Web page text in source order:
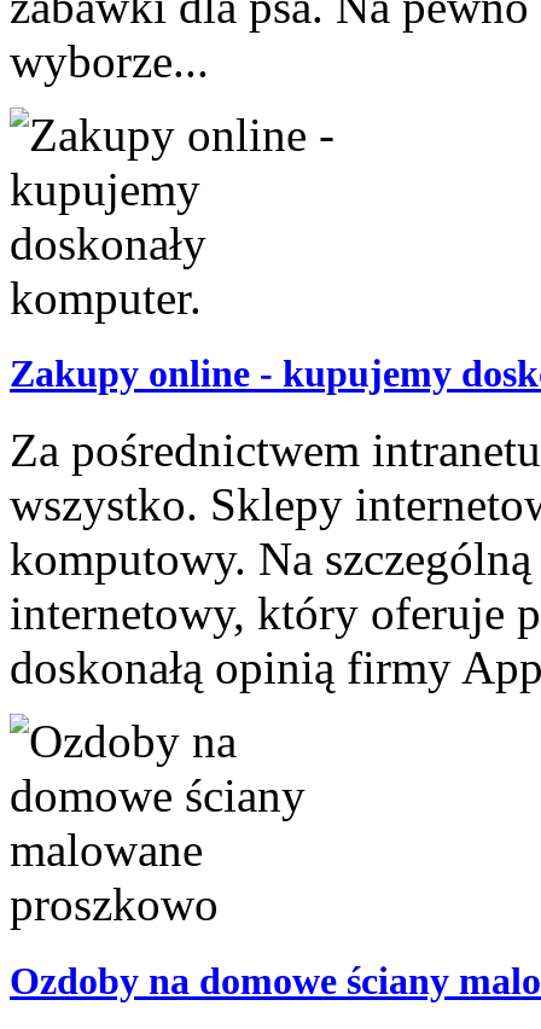
wyborze...
Zakupy online - kupujemy
Za pośrednictwem
wszystko. Sklepy
komputowy. Na
internetowy, który oferuje
doskonałą opinią firmy
Ozdoby na domowe ściany